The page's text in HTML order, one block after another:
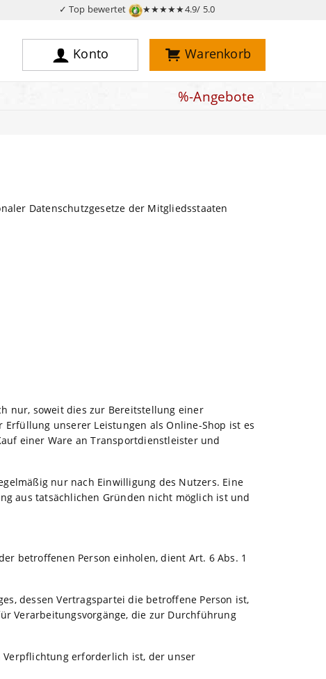
✓ Top bewertet ★★★★★4.9/ 5.0
Konto Warenkorb
%-Angebote
Datenschutzgesetze der Mitgliedsstaaten
nur, soweit dies zur Bereitstellung einer
unserer Leistungen als Online-Shop ist es
einer Ware an Transportdienstleister und
nur nach Einwilligung des Nutzers. Eine
aus tatsächlichen Gründen nicht möglich ist und
betroffenen Person einholen, dient Art. 6 Abs. 1
dessen Vertragspartei die betroffene Person ist,
Verarbeitungsvorgänge, die zur Durchführung
erforderlich ist, der unser